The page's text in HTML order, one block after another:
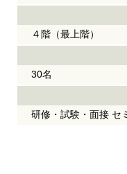
４階（最上階）
30名
研修・試験・面接 セ